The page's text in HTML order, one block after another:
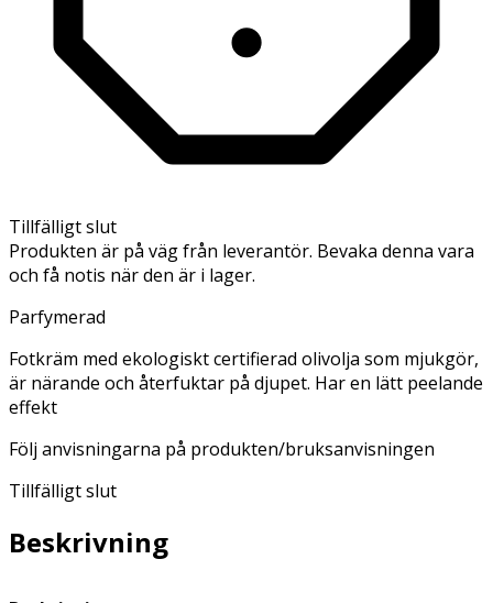
Tillfälligt slut
Produkten är på väg från leverantör. Bevaka denna vara
och få notis när den är i lager.
Parfymerad
Fotkräm med ekologiskt certifierad olivolja som mjukgör,
är närande och återfuktar på djupet. Har en lätt peelande
effekt
Följ anvisningarna på produkten/bruksanvisningen
Tillfälligt slut
Beskrivning